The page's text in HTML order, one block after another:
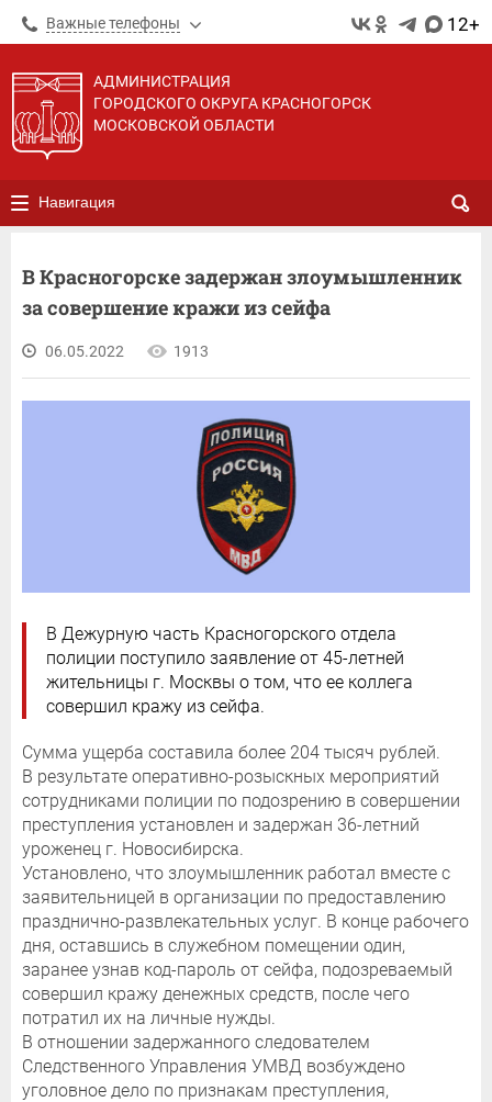
Важные телефоны 12+
АДМИНИСТРАЦИЯ
ГОРОДСКОГО ОКРУГА КРАСНОГОРСК
МОСКОВСКОЙ ОБЛАСТИ
Навигация
В Красногорске задержан злоумышленник
за совершение кражи из сейфа
06.05.2022 1913
В Дежурную часть Красногорского отдела
полиции поступило заявление от 45-летней
жительницы г. Москвы о том, что ее коллега
совершил кражу из сейфа.
Сумма ущерба составила более 204 тысяч рублей.
В результате оперативно-розыскных мероприятий
сотрудниками полиции по подозрению в совершении
преступления установлен и задержан 36-летний
уроженец г. Новосибирска.
Установлено, что злоумышленник работал вместе с
заявительницей в организации по предоставлению
празднично-развлекательных услуг. В конце рабочего
дня, оставшись в служебном помещении один,
заранее узнав код-пароль от сейфа, подозреваемый
совершил кражу денежных средств, после чего
потратил их на личные нужды.
В отношении задержанного следователем
Следственного Управления УМВД возбуждено
уголовное дело по признакам преступления,